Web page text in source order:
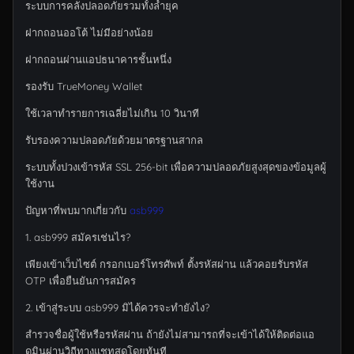
ระบบการคลังปลอดภัยรวมทั้งล้ำยุค
ฝากถอนออโต้ ไม่มีอย่างน้อย
ฝากถอนผ่านแอปธนาคารชั้นหนึ่ง
รองรับ TrueMoney Wallet
ใช้เวลาทำรายการเฉลี่ยไม่เกิน 10 วินาที
รับรองความปลอดภัยด้วยมาตรฐานสากล
ระบบทั้งปวงเข้ารหัส SSL 256-bit เพื่อความปลอดภัยสูงสุดของข้อมูลผู้
ใช้งาน
ปัญหาที่พบมากเกี่ยวกับ asb999
1. asb999 สมัครเช่นไร?
เพียงเข้าเว็บไซต์ กรอกเบอร์โทรศัพท์ ตั้งรหัสผ่าน แล้วคอยรับรหัส
OTP เพื่อยืนยันการสมัคร
2. เข้าสู่ระบบ asb999 มิได้ควรจะทำยังไง?
สำรวจชื่อผู้ใช้หรือรหัสผ่าน ถ้ายังไม่สามารถที่จะเข้าได้ให้ติดต่อแอ
ดมินผ่านวิถีทางแชทสดโดยทันที